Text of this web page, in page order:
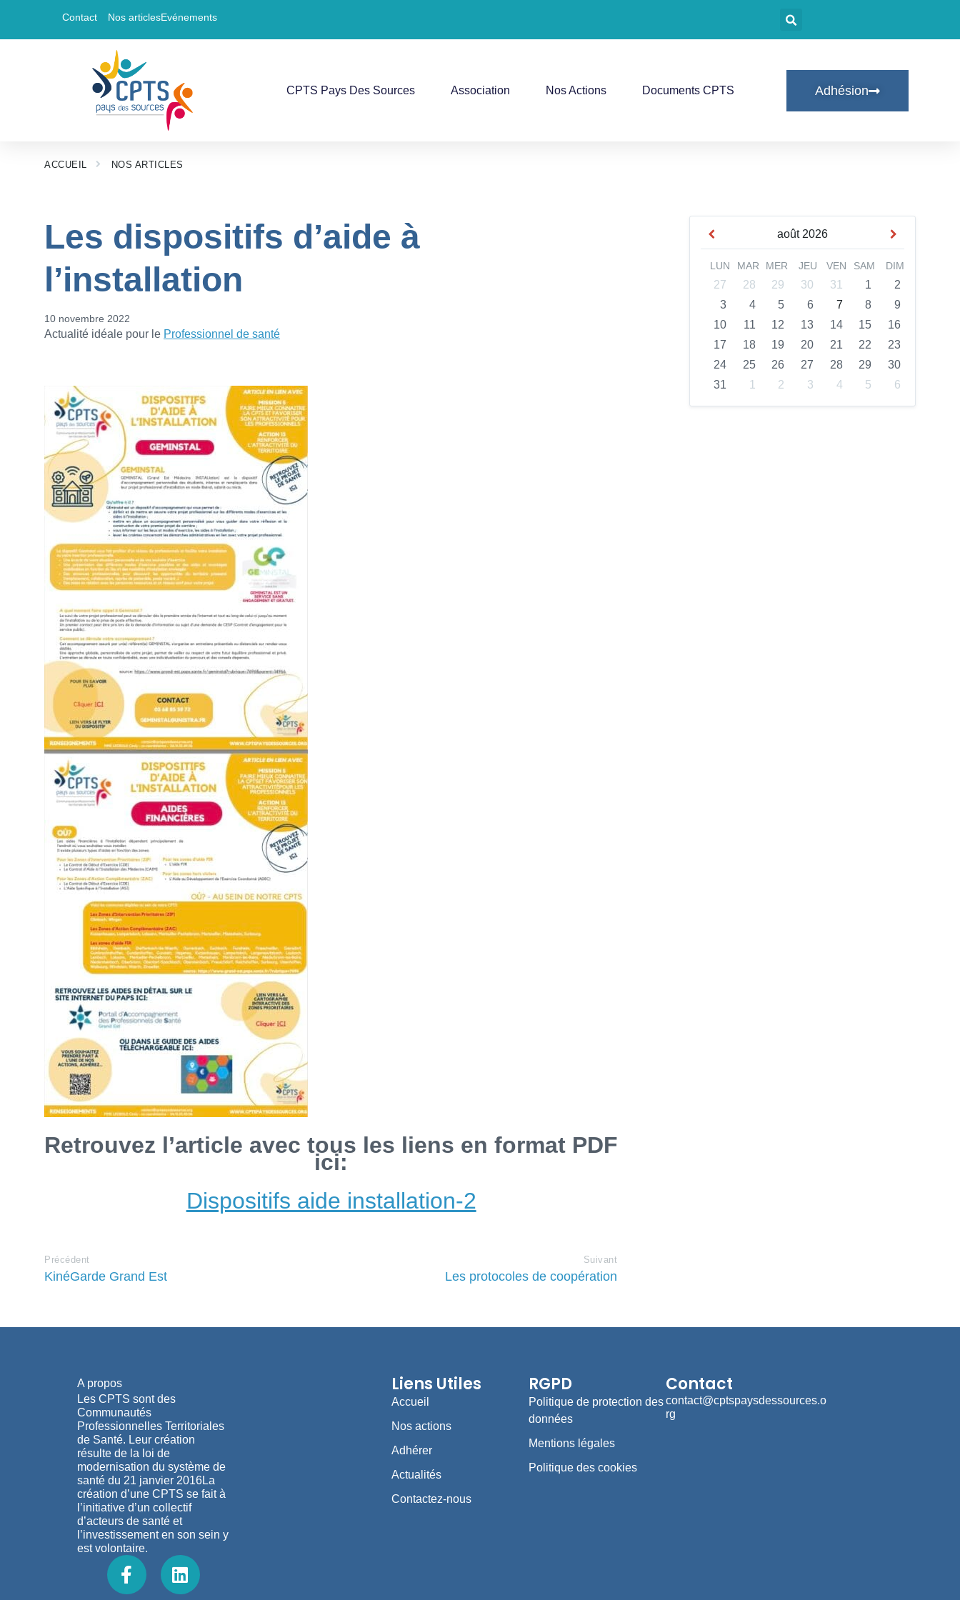
Contact Nos articlesEvénements
CPTS Pays Des Sources Association Nos Actions Documents CPTS Adhésion
ACCUEIL NOS ARTICLES
Les dispositifs d’aide à
l’installation
10 novembre 2022
Actualité idéale pour le Professionnel de santé
Retrouvez l’article avec tous les liens en format PDF
ici:
Dispositifs aide installation-2
Précédent
KinéGarde Grand Est
Suivant
Les protocoles de coopération
août 2026
LUN MAR MER JEU VEN SAM DIM
27 28 29 30 31 1
2
3
4 5 6 7 8
9
10
11 12 13 14 15
16
17
18 19 20 21 22
23
24
25 26 27 28 29
30
31
1 2 3 4 5 6
A propos
Les CPTS sont des
Communautés
Professionnelles Territoriales
de Santé. Leur création
résulte de la loi de
modernisation du système de
santé du 21 janvier 2016La
création d’une CPTS se fait à
l’initiative d’un collectif
d’acteurs de santé et
l’investissement en son sein y
est volontaire.
Liens Utiles
Accueil
Nos actions
Adhérer
Actualités
Contactez-nous
RGPD
Politique de protection des
données
Mentions légales
Politique des cookies
Contact
contact@cptspaysdessources.o
rg